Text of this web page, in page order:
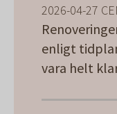
2026-04-27
enligt
vara helt